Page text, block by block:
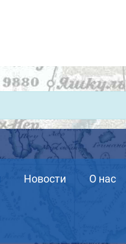
Новости О нас